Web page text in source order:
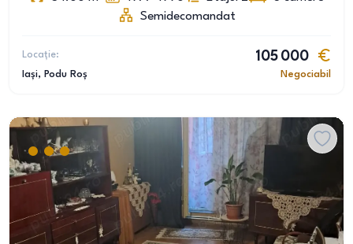
Semidecomandat
Locație:
Iași, Podu Roș
105 000
Negociabil